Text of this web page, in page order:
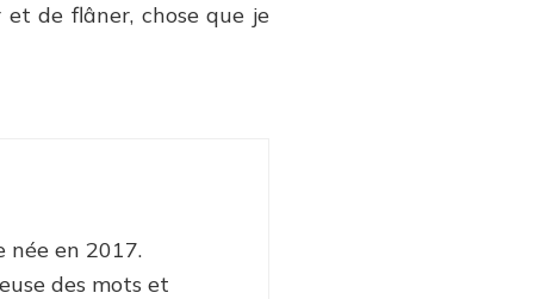
et de flâner, chose que je
née en 2017.
des mots et